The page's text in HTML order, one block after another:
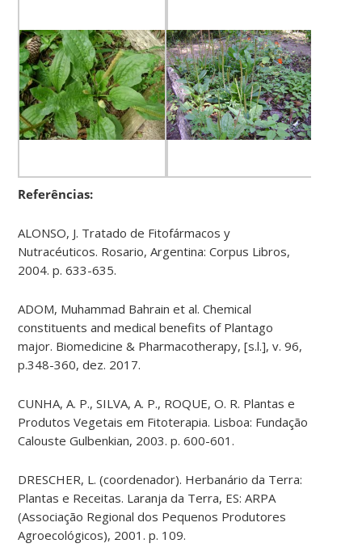
Referências:
ALONSO, J. Tratado de Fitofármacos y
Nutracéuticos. Rosario, Argentina: Corpus Libros,
2004. p. 633-635.
ADOM, Muhammad Bahrain et al. Chemical
constituents and medical benefits of Plantago
major. Biomedicine & Pharmacotherapy, [s.l.], v. 96,
p.348-360, dez. 2017.
CUNHA, A. P., SILVA, A. P., ROQUE, O. R. Plantas e
Produtos Vegetais em Fitoterapia. Lisboa: Fundação
Calouste Gulbenkian, 2003. p. 600-601.
DRESCHER, L. (coordenador). Herbanário da Terra:
Plantas e Receitas. Laranja da Terra, ES: ARPA
(Associação Regional dos Pequenos Produtores
Agroecológicos), 2001. p. 109.